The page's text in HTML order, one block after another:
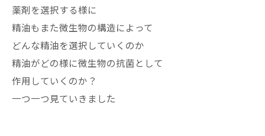
薬剤を選択する様に
精油もまた微生物の構造によって
どんな精油を選択していくのか
精油がどの様に微生物の抗菌として
作用していくのか？
一つ一つ見ていきました